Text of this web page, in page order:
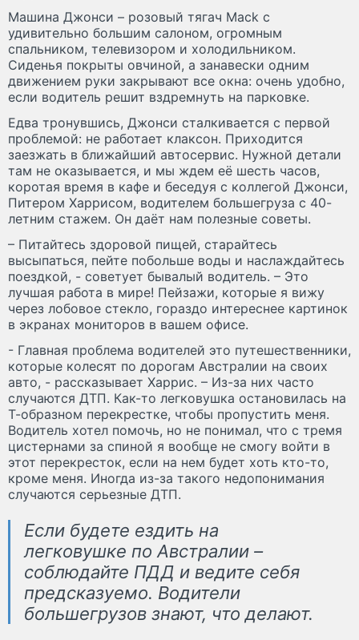
Машина Джонси – розовый тягач Mack с
удивительно большим салоном, огромным
спальником, телевизором и холодильником.
Сиденья покрыты овчиной, а занавески одним
движением руки закрывают все окна: очень удобно,
если водитель решит вздремнуть на парковке.
Едва тронувшись, Джонси сталкивается с первой
проблемой: не работает клаксон. Приходится
заезжать в ближайший автосервис. Нужной детали
там не оказывается, и мы ждем её шесть часов,
коротая время в кафе и беседуя с коллегой Джонси,
Питером Харрисом, водителем большегруза с 40-
летним стажем. Он даёт нам полезные советы.
– Питайтесь здоровой пищей, старайтесь
высыпаться, пейте побольше воды и наслаждайтесь
поездкой, - советует бывалый водитель. – Это
лучшая работа в мире! Пейзажи, которые я вижу
через лобовое стекло, гораздо интереснее картинок
в экранах мониторов в вашем офисе.
- Главная проблема водителей это путешественники,
которые колесят по дорогам Австралии на своих
авто, - рассказывает Харрис. – Из-за них часто
случаются ДТП. Как-то легковушка остановилась на
Т-образном перекрестке, чтобы пропустить меня.
Водитель хотел помочь, но не понимал, что с тремя
цистернами за спиной я вообще не смогу войти в
этот перекресток, если на нем будет хоть кто-то,
кроме меня. Иногда из-за такого недопонимания
случаются серьезные ДТП.
Если будете ездить на
легковушке по Австралии –
соблюдайте ПДД и ведите себя
предсказуемо. Водители
большегрузов знают, что делают.